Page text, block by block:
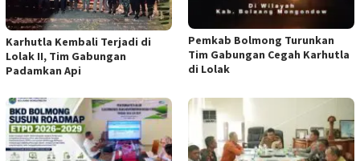
Karhutla Kembali Terjadi di
Lolak II, Tim Gabungan
Padamkan Api
Pemkab Bolmong Turunkan
Tim Gabungan Cegah Karhutla
di Lolak